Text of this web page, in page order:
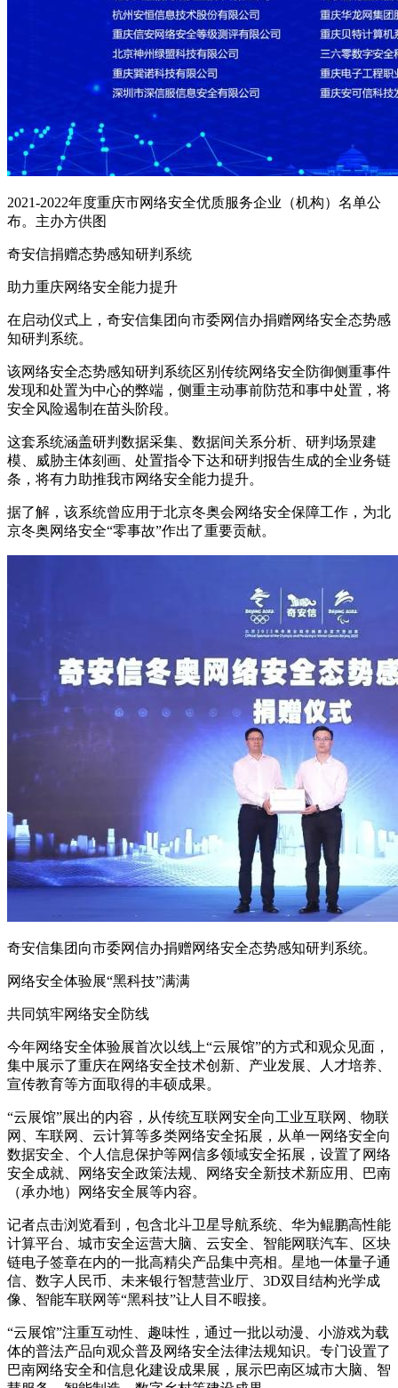
2021-2022年度重庆市网络安全优质服务企业（机构）名单公
布。主办方供图
奇安信捐赠态势感知研判系统
助力重庆网络安全能力提升
在启动仪式上，奇安信集团向市委网信办捐赠网络安全态势感
知研判系统。
该网络安全态势感知研判系统区别传统网络安全防御侧重事件
发现和处置为中心的弊端，侧重主动事前防范和事中处置，将
安全风险遏制在苗头阶段。
这套系统涵盖研判数据采集、数据间关系分析、研判场景建
模、威胁主体刻画、处置指令下达和研判报告生成的全业务链
条，将有力助推我市网络安全能力提升。
据了解，该系统曾应用于北京冬奥会网络安全保障工作，为北
京冬奥网络安全“零事故”作出了重要贡献。
奇安信集团向市委网信办捐赠网络安全态势感知研判系统。
网络安全体验展“黑科技”满满
共同筑牢网络安全防线
今年网络安全体验展首次以线上“云展馆”的方式和观众见面，
集中展示了重庆在网络安全技术创新、产业发展、人才培养、
宣传教育等方面取得的丰硕成果。
“云展馆”展出的内容，从传统互联网安全向工业互联网、物联
网、车联网、云计算等多类网络安全拓展，从单一网络安全向
数据安全、个人信息保护等网信多领域安全拓展，设置了网络
安全成就、网络安全政策法规、网络安全新技术新应用、巴南
（承办地）网络安全展等内容。
记者点击浏览看到，包含北斗卫星导航系统、华为鲲鹏高性能
计算平台、城市安全运营大脑、云安全、智能网联汽车、区块
链电子签章在内的一批高精尖产品集中亮相。星地一体量子通
信、数字人民币、未来银行智慧营业厅、3D双目结构光学成
像、智能车联网等“黑科技”让人目不暇接。
“云展馆”注重互动性、趣味性，通过一批以动漫、小游戏为载
体的普法产品向观众普及网络安全法律法规知识。专门设置了
巴南网络安全和信息化建设成果展，展示巴南区城市大脑、智